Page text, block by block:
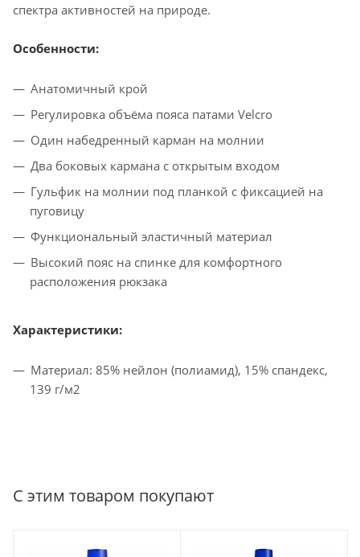
спектра активностей на природе.
Особенности:
Анатомичный крой
Регулировка объёма пояса патами Velcro
Один набедренный карман на молнии
Два боковых кармана с открытым входом
Гульфик на молнии под планкой с фиксацией на
пуговицу
Функциональный эластичный материал
Высокий пояс на спинке для комфортного
расположения рюкзака
Характеристики:
Материал: 85% нейлон (полиамид), 15% спандекс,
139 г/м2
С этим товаром покупают